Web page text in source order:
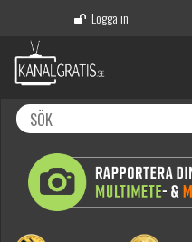
Logga in